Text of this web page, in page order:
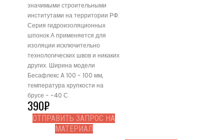
значимыми строительными
институтами на территории РФ.
Серия гидроизоляционных
шпонок А применяется для
изоляции исключительно
технологических швов и никаких
других. Ширина модели
Бесафлекс A 100 - 100 мм,
температура хрупкости на
брусе - -40 С.
390₽
ОТПРАВИТЬ ЗАПРОС НА
МАТЕРИАЛ